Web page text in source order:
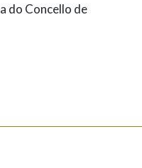
do Concello de